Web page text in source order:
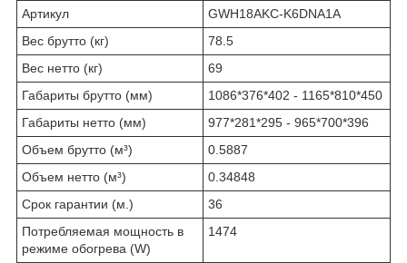
Артикул
GWH18AKC-K6DNA1A
Вес брутто (кг)
78.5
Вес нетто (кг)
69
Габариты брутто (мм)
1086*376*402 - 1165*810*450
Габариты нетто (мм)
977*281*295 - 965*700*396
Объем брутто (м³)
0.5887
Объем нетто (м³)
0.34848
Срок гарантии (м.)
36
Потребляемая мощность в
режиме обогрева (W)
1474